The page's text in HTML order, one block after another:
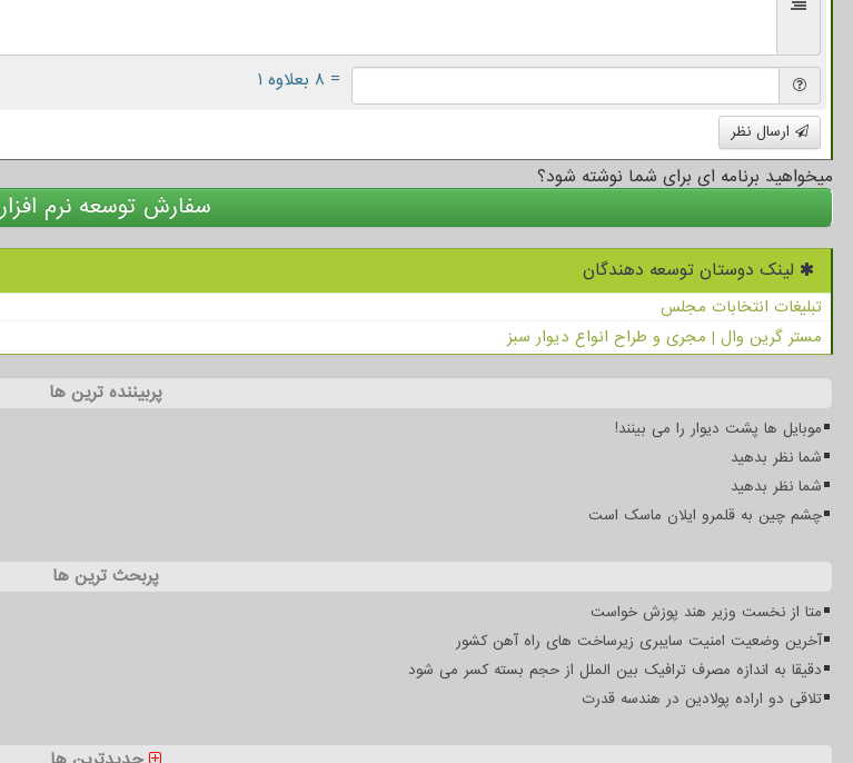
= ۸ بعلاوه ۱
ارسال نظر
میخواهید برنامه ای برای شما نوشته شود؟
سفارش توسعه نرم افزار
لینک دوستان توسعه دهندگان
تبلیغات انتخابات مجلس
مستر گرین وال | مجری و طراح انواع دیوار سبز
پربیننده ترین ها
موبایل ها پشت دیوار را می بینند!
شما نظر بدهید
شما نظر بدهید
چشم چین به قلمرو ایلان ماسک است
پربحث ترین ها
متا از نخست وزیر هند پوزش خواست
آخرین وضعیت امنیت سایبری زیرساخت های راه آهن کشور
دقیقا به اندازه مصرف ترافیک بین الملل از حجم بسته کسر می شود
تلاقی دو اراده پولادین در هندسه قدرت